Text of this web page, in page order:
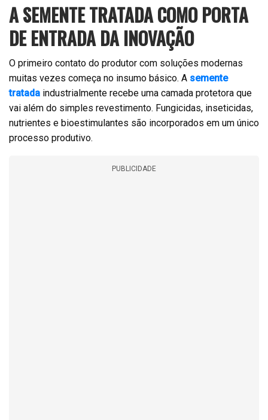
A SEMENTE TRATADA COMO PORTA
DE ENTRADA DA INOVAÇÃO
O primeiro contato do produtor com soluções modernas
muitas vezes começa no insumo básico. A semente
tratada industrialmente recebe uma camada protetora que
vai além do simples revestimento. Fungicidas, inseticidas,
nutrientes e bioestimulantes são incorporados em um único
processo produtivo.
PUBLICIDADE